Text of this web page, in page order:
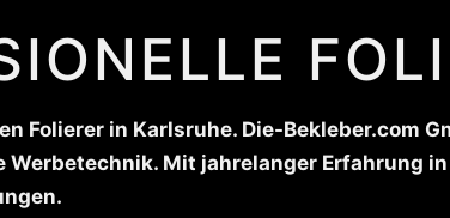
Folierer in Karlsruhe. Die-
Mit jahrelanger Erfahrung